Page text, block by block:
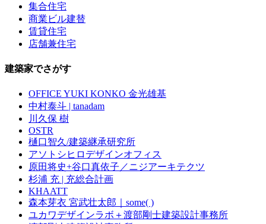
集合住宅
商業ビル建替
賃貸住宅
店舗兼住宅
建築家でさがす
OFFICE YUKI KONKO 金光雄基
中村泰斗 | tanadam
川久保 樹
OSTR
樋口智久/建築継承研究所
アソトシヒロデザインオフィス
原田将史+谷口真依子／ニジアーキテクツ
杉浦 充 | 充総合計画
KHAATT
森本芽衣 宮武壮太郎｜some( )
ユカワデザインラボ＋渡部剛士建築設計事務所